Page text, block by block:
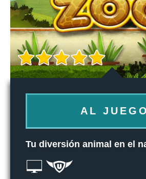
AL JUEGO
Tu diversión animal en el